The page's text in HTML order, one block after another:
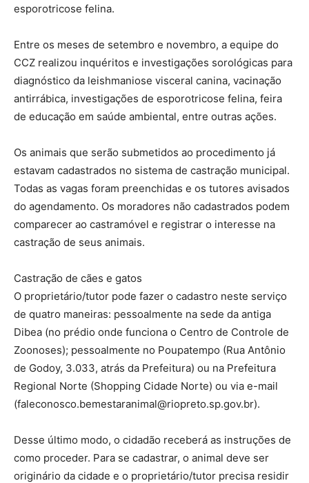
esporotricose felina.
Entre os meses de setembro e novembro, a equipe do
CCZ realizou inquéritos e investigações sorológicas para
diagnóstico da leishmaniose visceral canina, vacinação
antirrábica, investigações de esporotricose felina, feira
de educação em saúde ambiental, entre outras ações.
Os animais que serão submetidos ao procedimento já
estavam cadastrados no sistema de castração municipal.
Todas as vagas foram preenchidas e os tutores avisados
do agendamento. Os moradores não cadastrados podem
comparecer ao castramóvel e registrar o interesse na
castração de seus animais.
Castração de cães e gatos
O proprietário/tutor pode fazer o cadastro neste serviço
de quatro maneiras: pessoalmente na sede da antiga
Dibea (no prédio onde funciona o Centro de Controle de
Zoonoses); pessoalmente no Poupatempo (Rua Antônio
de Godoy, 3.033, atrás da Prefeitura) ou na Prefeitura
Regional Norte (Shopping Cidade Norte) ou via e-mail
(faleconosco.bemestaranimal@riopreto.sp.gov.br).
Desse último modo, o cidadão receberá as instruções de
como proceder. Para se cadastrar, o animal deve ser
originário da cidade e o proprietário/tutor precisa residir